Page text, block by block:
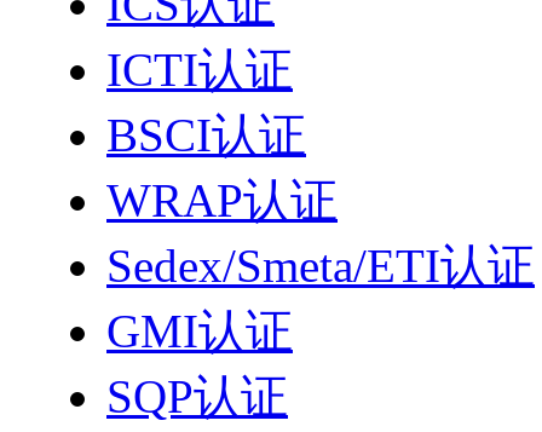
ICTI认证
BSCI认证
WRAP认证
Sedex/Smeta/ETI认证
GMI认证
SQP认证